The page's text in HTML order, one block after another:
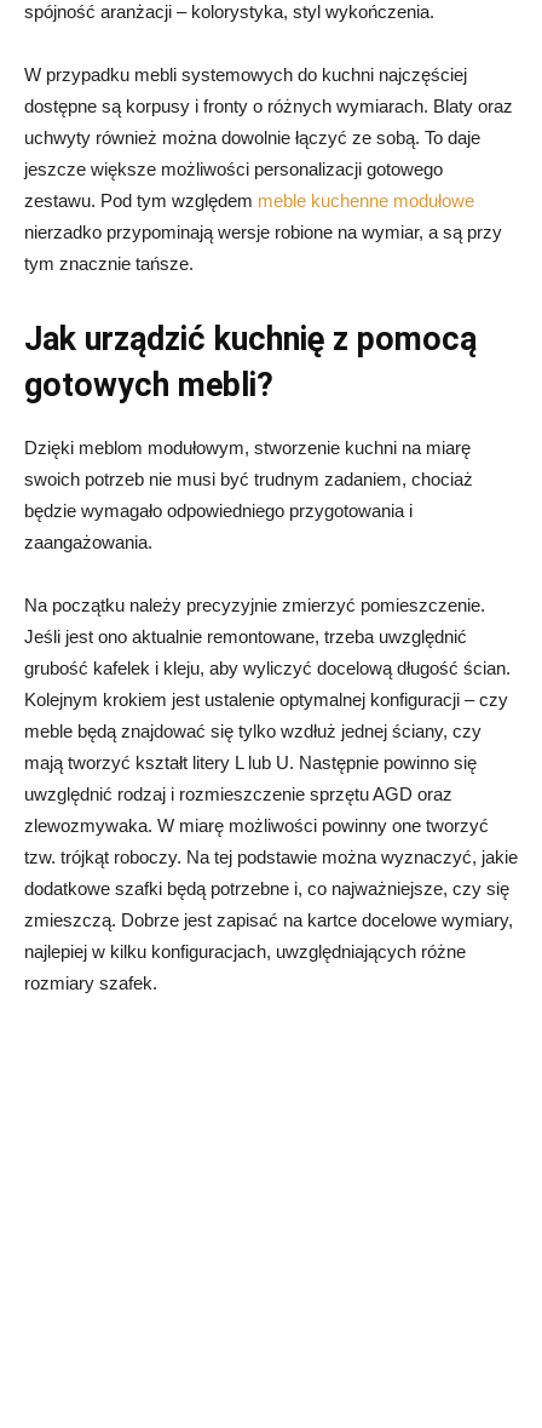
spójność aranżacji – kolorystyka, styl wykończenia.
W przypadku mebli systemowych do kuchni najczęściej
dostępne są korpusy i fronty o różnych wymiarach. Blaty oraz
uchwyty również można dowolnie łączyć ze sobą. To daje
jeszcze większe możliwości personalizacji gotowego
zestawu. Pod tym względem meble kuchenne modułowe
nierzadko przypominają wersje robione na wymiar, a są przy
tym znacznie tańsze.
Jak urządzić kuchnię z pomocą
gotowych mebli?
Dzięki meblom modułowym, stworzenie kuchni na miarę
swoich potrzeb nie musi być trudnym zadaniem, chociaż
będzie wymagało odpowiedniego przygotowania i
zaangażowania.
Na początku należy precyzyjnie zmierzyć pomieszczenie.
Jeśli jest ono aktualnie remontowane, trzeba uwzględnić
grubość kafelek i kleju, aby wyliczyć docelową długość ścian.
Kolejnym krokiem jest ustalenie optymalnej konfiguracji – czy
meble będą znajdować się tylko wzdłuż jednej ściany, czy
mają tworzyć kształt litery L lub U. Następnie powinno się
uwzględnić rodzaj i rozmieszczenie sprzętu AGD oraz
zlewozmywaka. W miarę możliwości powinny one tworzyć
tzw. trójkąt roboczy. Na tej podstawie można wyznaczyć, jakie
dodatkowe szafki będą potrzebne i, co najważniejsze, czy się
zmieszczą. Dobrze jest zapisać na kartce docelowe wymiary,
najlepiej w kilku konfiguracjach, uwzględniających różne
rozmiary szafek.